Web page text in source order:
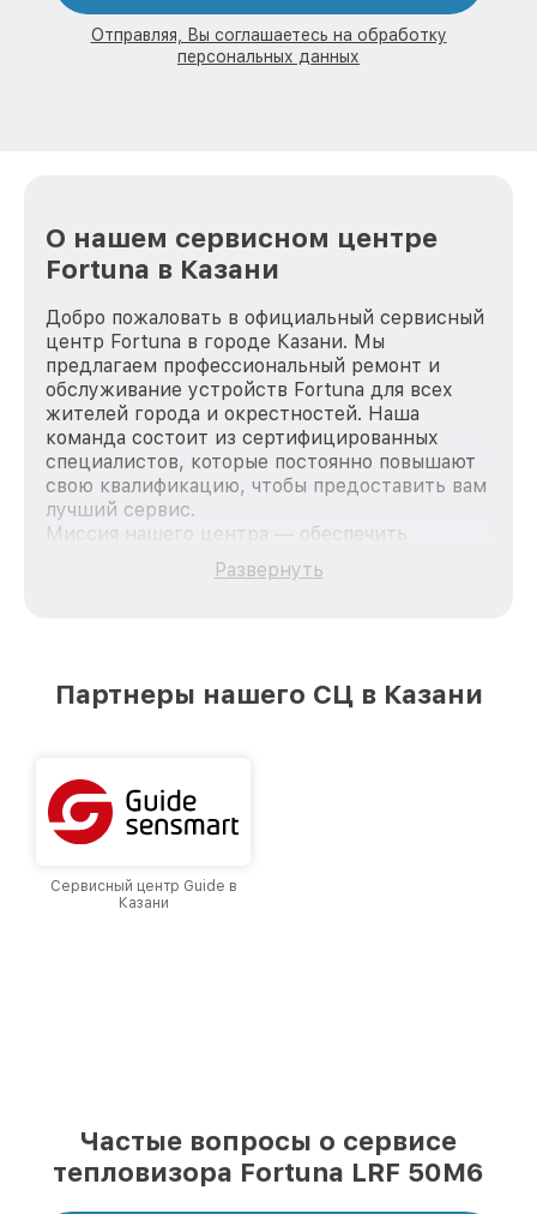
Отправляя, Вы соглашаетесь на обработку
персональных данных
О нашем сервисном центре
Fortuna в Казани
Добро пожаловать в официальный сервисный
центр Fortuna в городе Казани. Мы
предлагаем профессиональный ремонт и
обслуживание устройств Fortuna для всех
жителей города и окрестностей. Наша
команда состоит из сертифицированных
специалистов, которые постоянно повышают
свою квалификацию, чтобы предоставить вам
лучший сервис.
Миссия нашего центра — обеспечить
качественный и доступный ремонт для
каждого пользователя продукции Fortuna, вне
лучшим сервисным центром Fortuna в городе
Развернуть
Партнеры нашего СЦ в Казани
Сервисный центр Guide в
Казани
Частые вопросы о сервисе
тепловизора Fortuna LRF 50M6